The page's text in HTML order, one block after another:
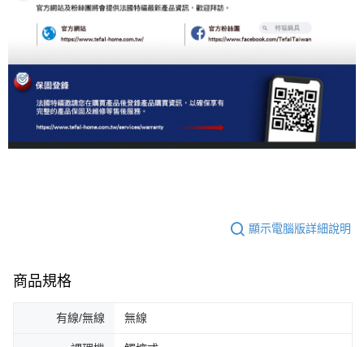
顯示電腦版詳細說明
商品規格
有線/無線 無線